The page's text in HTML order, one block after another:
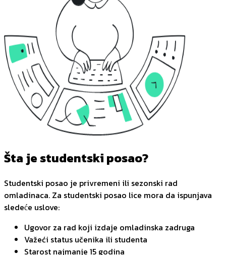
Šta je studentski posao?
Studentski posao je privremeni ili sezonski rad
omladinaca. Za studentski posao lice mora da ispunjava
sledeće uslove:
Ugovor za rad koji izdaje omladinska zadruga
Važeći status učenika ili studenta
Starost najmanje 15 godina